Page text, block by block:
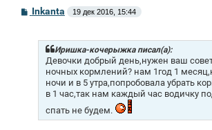
СInkanta 19 дек 2016, 15:44
Иришка-кочерыжка писал(а):
Девочки добрый день,нужен ваш совет
ночных кормлений? нам 1год 1
ночи и в 5 утра,попробовала убрать
в 1 час,так нам каждый час водичку
спать не будем.